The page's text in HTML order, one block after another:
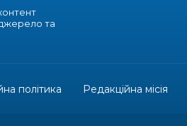
та
політика Редакційна місія